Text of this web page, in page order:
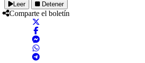
Leer Detener
Comparte el boletín